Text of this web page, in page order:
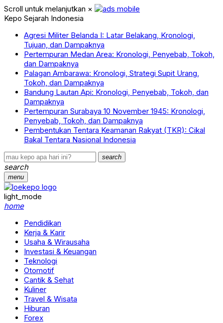
Scroll untuk melanjutkan ×
Kepo Sejarah Indonesia
Agresi Militer Belanda I: Latar Belakang, Kronologi,
Tujuan, dan Dampaknya
Pertempuran Medan Area: Kronologi, Penyebab, Tokoh,
dan Dampaknya
Palagan Ambarawa: Kronologi, Strategi Supit Urang,
Tokoh, dan Dampaknya
Bandung Lautan Api: Kronologi, Penyebab, Tokoh, dan
Dampaknya
Pertempuran Surabaya 10 November 1945: Kronologi,
Penyebab, Tokoh, dan Dampaknya
Pembentukan Tentara Keamanan Rakyat (TKR): Cikal
Bakal Tentara Nasional Indonesia
search
search
menu
light_mode
home
Pendidikan
Kerja & Karir
Usaha & Wirausaha
Investasi & Keuangan
Teknologi
Otomotif
Cantik & Sehat
Kuliner
Travel & Wisata
Hiburan
Forex